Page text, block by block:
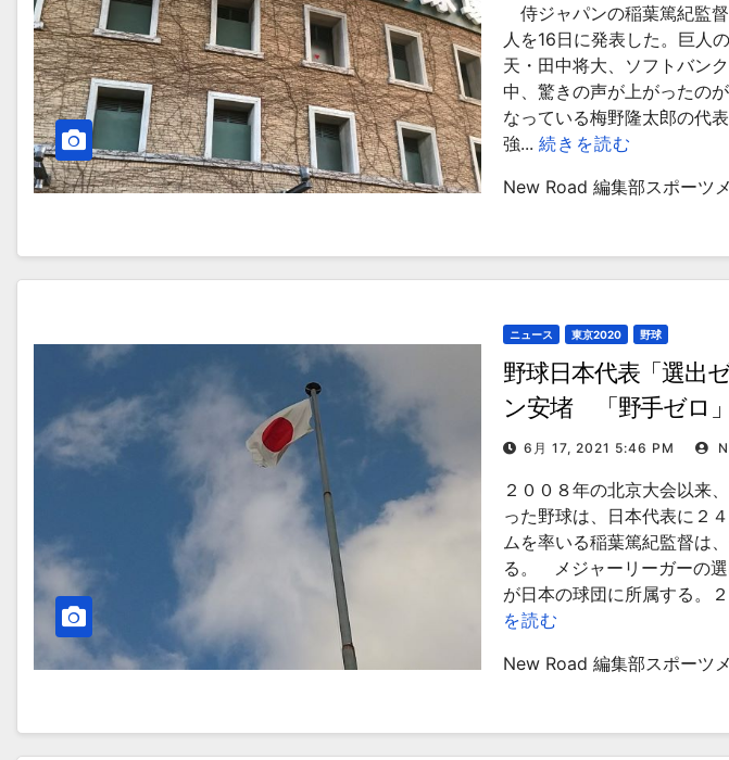
侍ジャパンの稲葉篤紀監
人を16日に発表した。巨人
天・田中将大、ソフトバン
中、驚きの声が上がったの
なっている梅野隆太郎の
強... 続きを読む
New Road 編集部スポーツ
ニュース 東京2020 野球
野球日本代表「選出
ン安堵 「野手ゼロ
迎6月 17, 2021 5:46 PM
２００８年の北京大会以来
った野球は、日本代表に２
ムを率いる稲葉篤紀監督は
る。 メジャーリーガーの
が日本の球団に所属する。
を読む
New Road 編集部スポーツ